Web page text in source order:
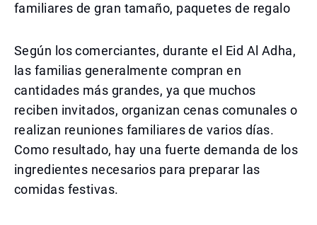
familiares de gran tamaño, paquetes de regalo
Según los comerciantes, durante el Eid Al Adha,
las familias generalmente compran en
cantidades más grandes, ya que muchos
reciben invitados, organizan cenas comunales o
realizan reuniones familiares de varios días.
Como resultado, hay una fuerte demanda de los
ingredientes necesarios para preparar las
comidas festivas.